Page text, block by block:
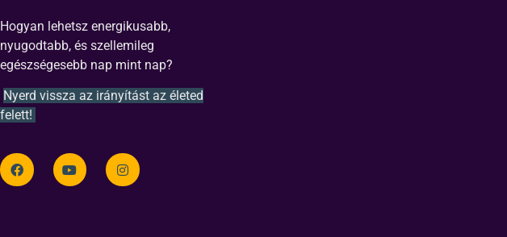
Hogyan lehetsz energikusabb,
nyugodtabb, és szellemileg
egészségesebb nap mint nap?
Nyerd vissza az irányítást az életed
felett!